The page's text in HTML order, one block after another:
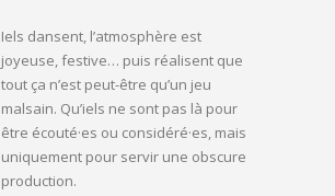
Iels dansent, l’atmosphère est
joyeuse, festive… puis réalisent que
tout ça n’est peut-être qu’un jeu
malsain. Qu’iels ne sont pas là pour
être écouté·es ou considéré·es, mais
uniquement pour servir une obscure
production.